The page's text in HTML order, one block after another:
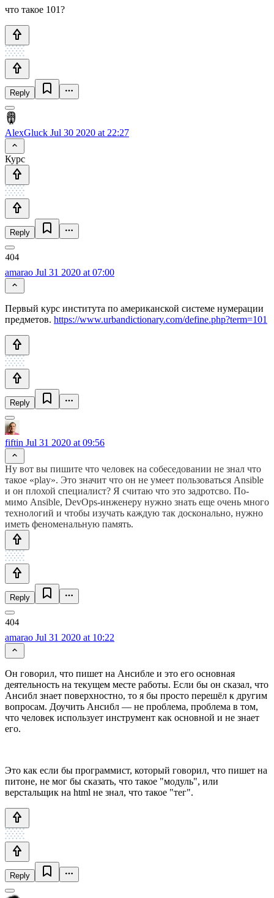
что такое 101?
Reply
AlexGluck Jul 30 2020 at 22:27
Курс
Reply
amarao Jul 31 2020 at 07:00
Первый курс института по американской системе нумерации
предметов. https://www.urbandictionary.com/define.php?term=101
Reply
fiftin Jul 31 2020 at 09:56
Ну вот вы пишите что человек на собеседовании не знал что
такое «play». Это значит что он не умеет пользоваться Ansible
и он плохой специалист? Я считаю что это задротсво. По-
мимо Ansible, DevOps-инженеру нужно знать еще очень много
технологий и чтобы изучать каждую так досконально, нужно
иметь феноменальную память.
Reply
amarao Jul 31 2020 at 10:22
Он говорил, что пишет на Ансибле и это его основная
деятельность на текущем месте работы. Если бы он сказал, что
Ансибл знает поверхностно, то я бы просто перешёл к другим
вопросам. Доучить Ансибл — не проблема, проблема в том,
что человек использует инструмент как основной и не знает
его.
Это как если бы программист, который говорил, что пишет на
питоне, не мог бы сказать, что такое "модуль", или
верстальщик на html не знал, что такое "тег".
Reply